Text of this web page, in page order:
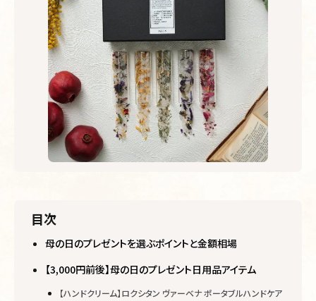
目次
母の日のプレゼントを選ぶポイントと金額相場
【3,000円前後】母の日のプレゼント日用品アイテム
【ハンドクリーム】ロクシタン ヴァーベナ ポータブルハンドケア